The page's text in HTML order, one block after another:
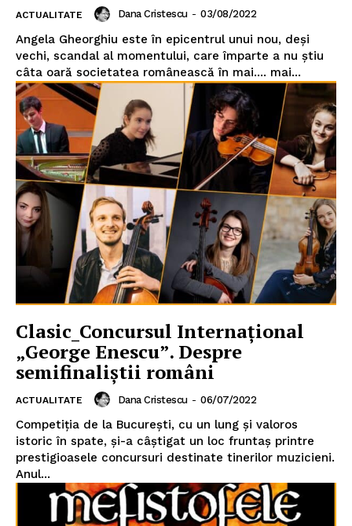
ACTUALITATE Dana Cristescu - 03/08/2022
Angela Gheorghiu este în epicentrul unui nou, deși
vechi, scandal al momentului, care împarte a nu știu
câta oară societatea românească în mai.... mai...
Clasic_Concursul Internațional
„George Enescu”. Despre
semifinaliștii români
ACTUALITATE Dana Cristescu - 06/07/2022
Competiția de la București, cu un lung și valoros
istoric în spate, și-a câștigat un loc fruntaș printre
prestigioasele concursuri destinate tinerilor muzicieni.
Anul...